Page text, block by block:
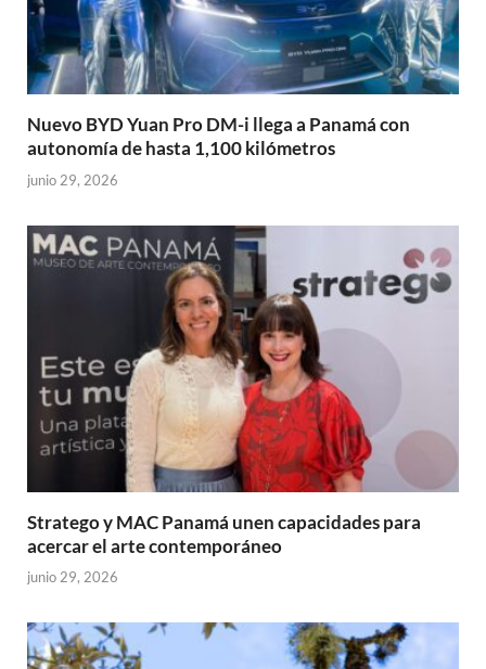
Nuevo BYD Yuan Pro DM-i llega a Panamá con
autonomía de hasta 1,100 kilómetros
junio 29, 2026
Stratego y MAC Panamá unen capacidades para
acercar el arte contemporáneo
junio 29, 2026